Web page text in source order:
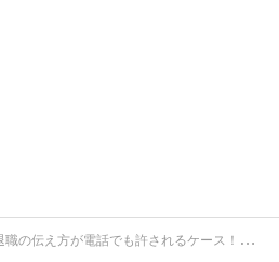
の伝え方が電話でも許されるケース！対面で言えない時の適切なマナー